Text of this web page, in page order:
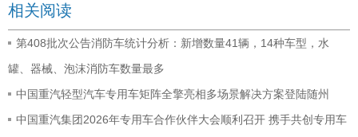
相关阅读
第408批次公告消防车统计分析：新增数量41辆，14种车型，水
罐、器械、泡沫消防车数量最多
中国重汽轻型汽车专用车矩阵全擎亮相多场景解决方案登陆随州
中国重汽集团2026年专用车合作伙伴大会顺利召开 携手共创专用车